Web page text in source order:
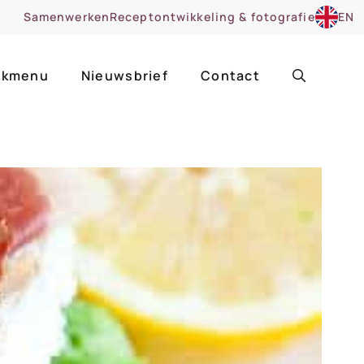
SamenwerkenReceptontwikkeling & fotografie EN
zoet
Nieuwsbrief Contact